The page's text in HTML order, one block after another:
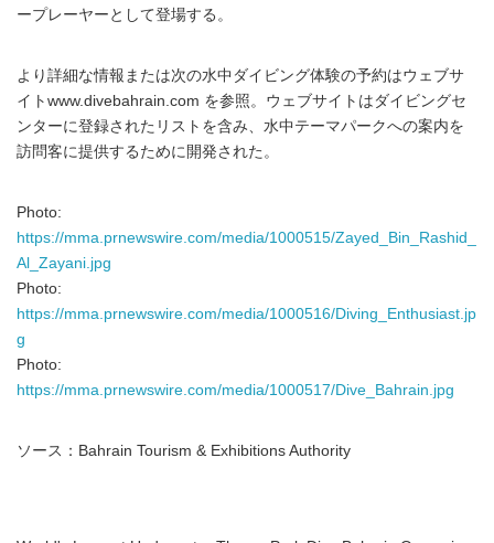
ープレーヤーとして登場する。
より詳細な情報または次の水中ダイビング体験の予約はウェブサ
イトwww.divebahrain.com を参照。ウェブサイトはダイビングセ
ンターに登録されたリストを含み、水中テーマパークへの案内を
訪問客に提供するために開発された。
Photo:
https://mma.prnewswire.com/media/1000515/Zayed_Bin_Rashid_
Al_Zayani.jpg
Photo:
https://mma.prnewswire.com/media/1000516/Diving_Enthusiast.jp
g
Photo:
https://mma.prnewswire.com/media/1000517/Dive_Bahrain.jpg
ソース：Bahrain Tourism & Exhibitions Authority